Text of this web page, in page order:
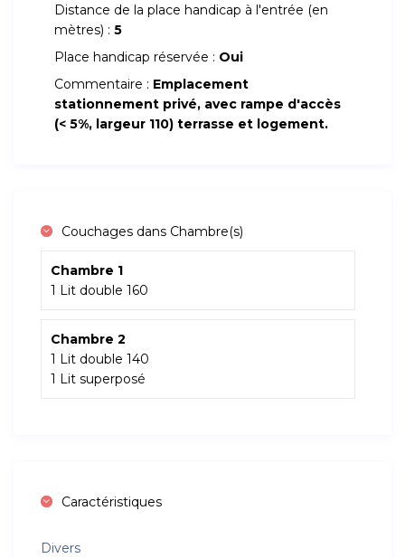
Distance de la place handicap à l'entrée (en
mètres) : 5
Place handicap réservée : Oui
Commentaire : Emplacement
stationnement privé, avec rampe d'accès
(< 5%, largeur 110) terrasse et logement.
Couchages dans Chambre(s)
Chambre 1
1 Lit double 160
Chambre 2
1 Lit double 140
1 Lit superposé
Caractéristiques
Divers